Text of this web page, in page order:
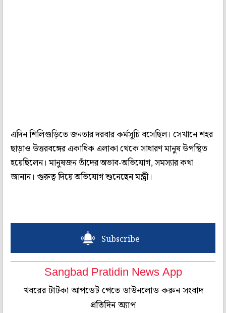
এদিন শিলিগুড়িতে জনতার দরবার কর্মসূচি বসেছিল। সেখানে শহর
ছাড়াও উত্তরবঙ্গের একাধিক এলাকা থেকে সাধারণ মানুষ উপস্থিত
হয়েছিলেন। মানুষজন তাঁদের অভাব-অভিযোগ, সমস্যার কথা
জানান। গুরুত্ব দিয়ে অভিযোগ শুনেছেন মন্ত্রী।
Subscribe
Sangbad Pratidin News App
খবরের টাটকা আপডেট পেতে ডাউনলোড করুন সংবাদ
প্রতিদিন অ্যাপ